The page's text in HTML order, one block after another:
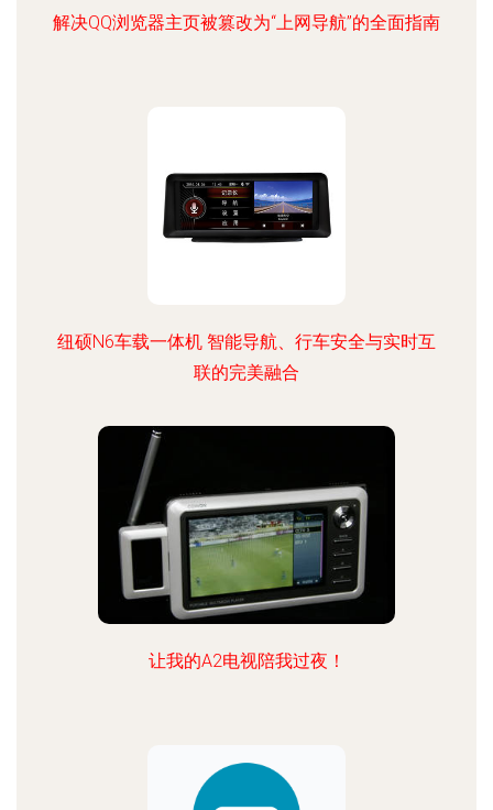
解决QQ浏览器主页被篡改为“上网导航”的全面指南
纽硕N6车载一体机 智能导航、行车安全与实时互
联的完美融合
让我的A2电视陪我过夜！